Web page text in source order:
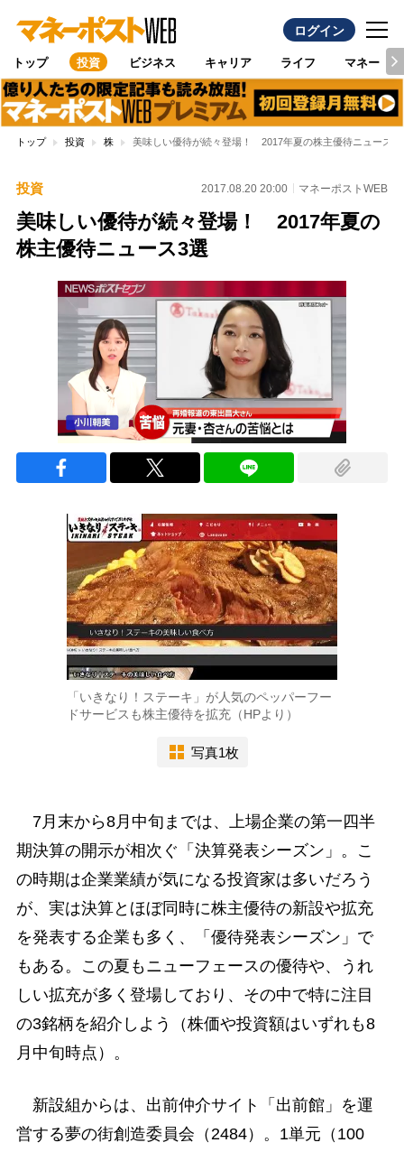
ログイン
トップ 投資 ビジネス キャリア ライフ マネー
トップ 投資 株 美味しい優待が続々登場！ 2017年夏の株主優待ニュース3
投資 2017.08.20 20:00 マネーポストWEB
美味しい優待が続々登場！ 2017年夏の
株主優待ニュース3選
「いきなり！ステーキ」が人気のペッパーフー
ドサービスも株主優待を拡充（HPより）
写真1枚
7月末から8月中旬までは、上場企業の第一四半
期決算の開示が相次ぐ「決算発表シーズン」。こ
の時期は企業業績が気になる投資家は多いだろう
が、実は決算とほぼ同時に株主優待の新設や拡充
を発表する企業も多く、「優待発表シーズン」で
もある。この夏もニューフェースの優待や、うれ
しい拡充が多く登場しており、その中で特に注目
の3銘柄を紹介しよう（株価や投資額はいずれも8
月中旬時点）。
新設組からは、出前仲介サイト「出前館」を運
営する夢の街創造委員会（2484）。1単元（100